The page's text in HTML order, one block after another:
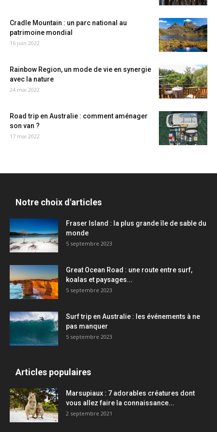
Cradle Mountain : un parc national au
patrimoine mondial
16 juin 2022
Rainbow Region, un mode de vie en synergie
avec la nature
24 mai 2022
Road trip en Australie : comment aménager
son van ?
17 mai 2022
Notre choix d'articles
Fraser Island : la plus grande île de sable du
monde
5 septembre 2023
Great Ocean Road : une route entre surf,
koalas et paysages...
5 septembre 2023
Surf trip en Australie : les événements à ne
pas manquer
5 septembre 2023
Articles populaires
Marsupiaux : 7 adorables créatures dont
vous allez faire la connaissance...
2 septembre 2021